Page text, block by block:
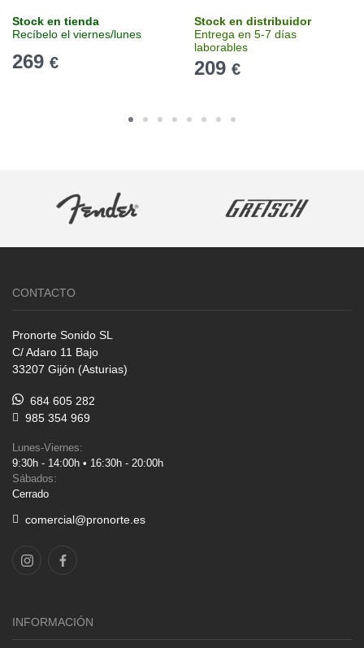
Stock en tienda
Recíbelo el viernes/lunes
269 €
Stock en distribuidor
Entrega en 5-7 días
laborables
209 €
CONTACTO
Pronorte Sonido SL
C/ Adaro 11 Bajo
33207 Gijón (Asturias)
684 605 282
985 354 969
Lunes-Viernes:
9:30h - 14:00h • 16:30h - 20:00h
Sábados:
Cerrado
comercial@pronorte.es
INFORMACIÓN